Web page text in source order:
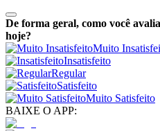
De forma geral, como você
hoje?
Muito
Insatisfeito
Regular
Satisfeito
Muito Satisfeito
BAIXE O APP: